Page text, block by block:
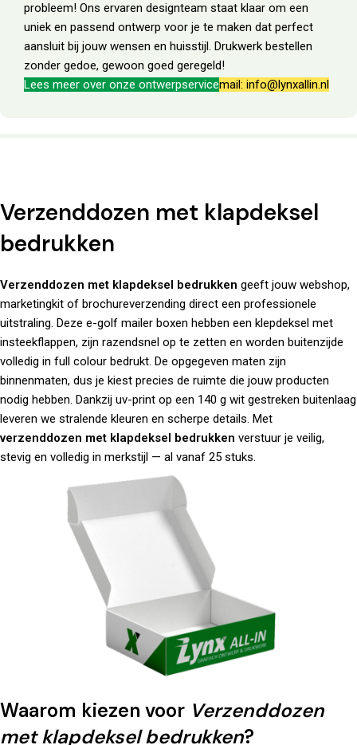
probleem! Ons ervaren designteam staat klaar om een
uniek en passend ontwerp voor je te maken dat perfect
aansluit bij jouw wensen en huisstijl. Drukwerk bestellen
zonder gedoe, gewoon goed geregeld!
Lees meer over onze ontwerpservicemail: info@lynxallin.nl
Verzenddozen met klapdeksel
bedrukken
Verzenddozen met klapdeksel bedrukken geeft jouw webshop,
marketingkit of brochureverzending direct een professionele
uitstraling. Deze e-golf mailer boxen hebben een klepdeksel met
insteekflappen, zijn razendsnel op te zetten en worden buitenzijde
volledig in full colour bedrukt. De opgegeven maten zijn
binnenmaten, dus je kiest precies de ruimte die jouw producten
nodig hebben. Dankzij uv-print op een 140 g wit gestreken buitenlaag
leveren we stralende kleuren en scherpe details. Met
verzenddozen met klapdeksel bedrukken verstuur je veilig,
stevig en volledig in merkstijl — al vanaf 25 stuks.
Waarom kiezen voor Verzenddozen
met klapdeksel bedrukken?